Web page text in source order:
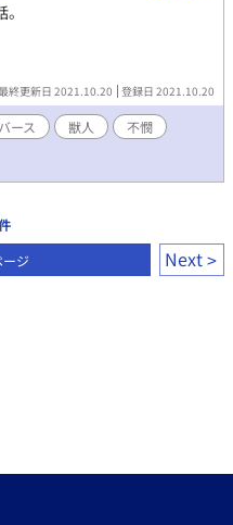
終更新日 2021.10.20 登録日 2021.10.20
ース 獣人
不憫
ージ Next